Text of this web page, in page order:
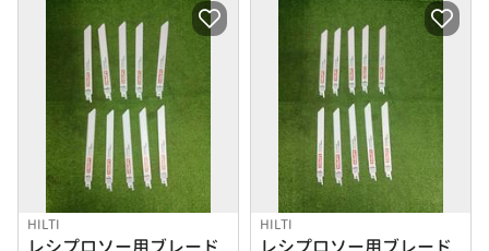
HILTI
レシプロソー用ブレード
HILTI
レシプロソー用ブレード